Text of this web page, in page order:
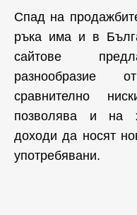
Спад на
ръка има и в
сайтове
сравнително
позволява и на
доходи да носят
употребявани.